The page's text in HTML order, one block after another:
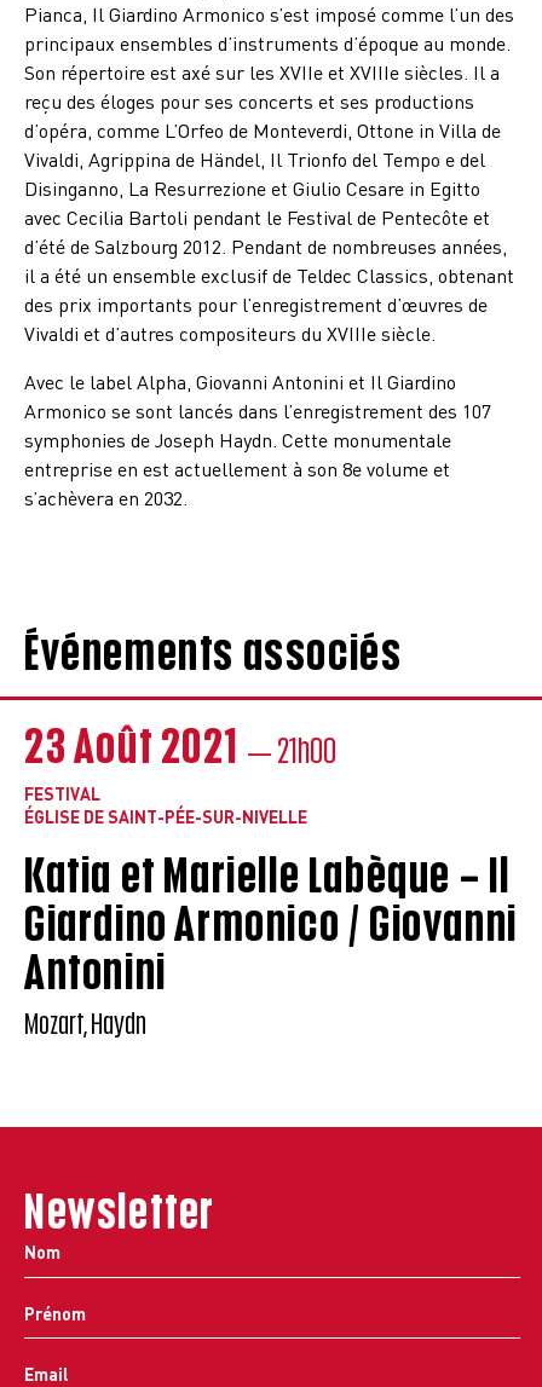
Pianca, Il Giardino Armonico s’est imposé comme l’un des
principaux ensembles d’instruments d’époque au monde.
Son répertoire est axé sur les XVIIe et XVIIIe siècles. Il a
reçu des éloges pour ses concerts et ses productions
d’opéra, comme L’Orfeo de Monteverdi, Ottone in Villa de
Vivaldi, Agrippina de Händel, Il Trionfo del Tempo e del
Disinganno, La Resurrezione et Giulio Cesare in Egitto
avec Cecilia Bartoli pendant le Festival de Pentecôte et
d’été de Salzbourg 2012. Pendant de nombreuses années,
il a été un ensemble exclusif de Teldec Classics, obtenant
des prix importants pour l’enregistrement d’œuvres de
Vivaldi et d’autres compositeurs du XVIIIe siècle.
Avec le label Alpha, Giovanni Antonini et Il Giardino
Armonico se sont lancés dans l’enregistrement des 107
symphonies de Joseph Haydn. Cette monumentale
entreprise en est actuellement à son 8e volume et
s’achèvera en 2032.
Événements associés
23 Août 2021 — 21h00
FESTIVAL
ÉGLISE DE SAINT-PÉE-SUR-NIVELLE
Katia et Marielle Labèque – Il
Giardino Armonico / Giovanni
Antonini
Mozart, Haydn
Newsletter